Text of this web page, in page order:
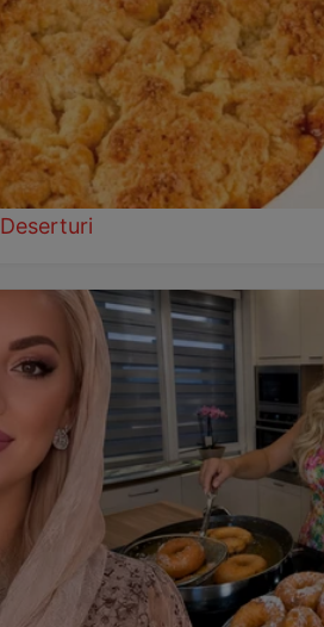
Deserturi